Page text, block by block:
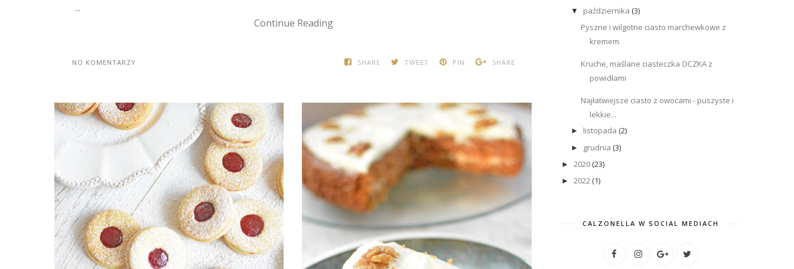
...
Continue Reading
SHARE TWEET PIN SHARE
NO KOMENTARZY
▼ października (3)
Pyszne i wilgotne ciasto marchewkowe z
kremem
Kruche, maślane ciasteczka OCZKA z
powidłami
Najłatwiejsze ciasto z owocami - puszyste i
lekkie...
► listopada (2)
► grudnia (3)
►2020 (23)
►2022 (1)
CALZONELLA W SOCIAL MEDIACH